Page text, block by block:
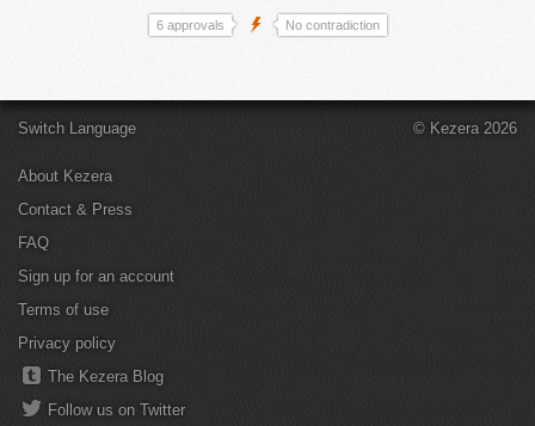
6 approvals No contradiction
Switch Language
About Kezera
Contact & Press
FAQ
Sign up for an account
Terms of use
Privacy policy
The Kezera Blog
Follow us on Twitter
© Kezera 2026